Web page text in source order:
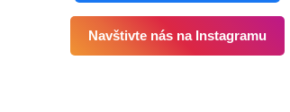
Navštivte nás na Instagramu